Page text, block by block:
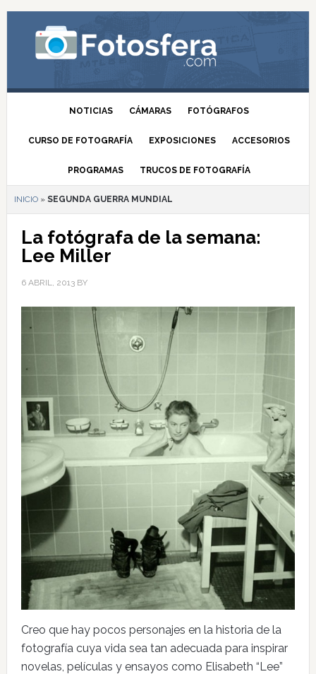
NOTICIAS CÁMARAS FOTÓGRAFOS
CURSO DE FOTOGRAFÍA EXPOSICIONES ACCESORIOS
PROGRAMAS TRUCOS DE FOTOGRAFÍA
INICIO» SEGUNDA GUERRA MUNDIAL
La fotógrafa de la semana:
Lee Miller
6 ABRIL, 2013BY
Creo que hay pocos personajes en la historia de la
fotografía cuya vida sea tan adecuada para inspirar
novelas, películas y ensayos como Elisabeth “Lee”